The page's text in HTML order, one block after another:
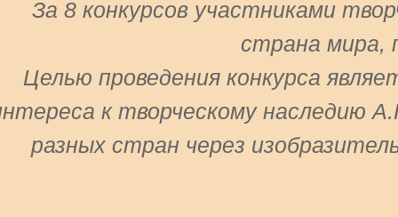
За 8 конкурсов участниками
страна мира,
Целью проведения конкурса
к творческому наследию
разных стран через